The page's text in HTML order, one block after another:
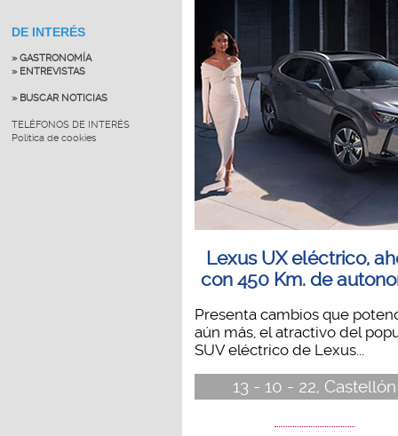
DE INTERÉS
» GASTRONOMÍA
» ENTREVISTAS
» BUSCAR NOTICIAS
TELÉFONOS DE INTERÉS
Política de cookies
Lexus UX eléctrico,
con 450 Km. de
Presenta cambios que
aún más, el atractivo del
SUV eléctrico de Lexus...
13 - 10 - 22, Castellón